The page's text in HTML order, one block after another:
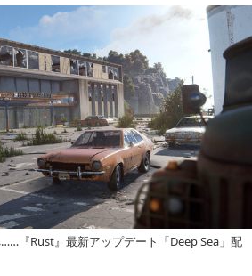
『Rust』最新アップデート「Deep Sea」配